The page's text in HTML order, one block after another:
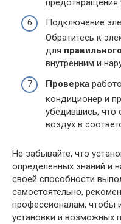
предотвращения
Подключение
Обратитесь к
для правильного
внутренним и
Проверка
кондиционер и
убедившись, что
воздух в
Не забывайте, что
определенных знаний и
своей способности
самостоятельно,
профессионалам, чтобы
установки и возможных